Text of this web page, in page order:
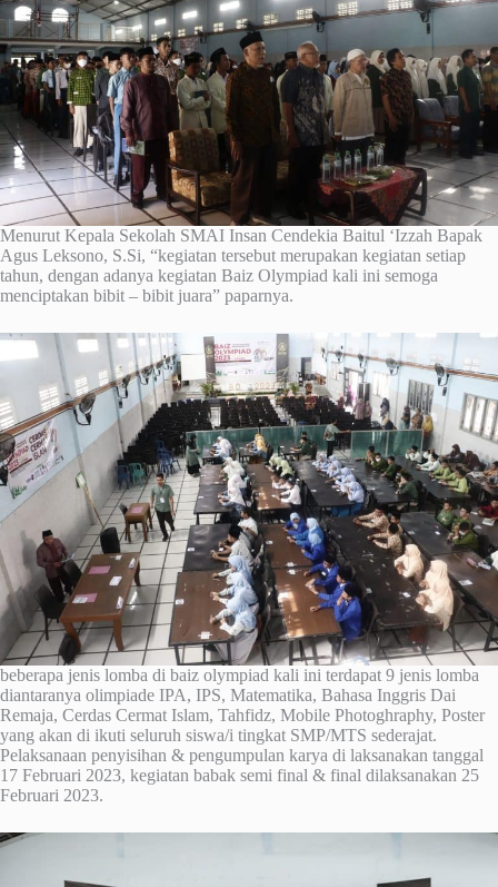
Menurut Kepala Sekolah SMAI Insan Cendekia Baitul ‘Izzah Bapak
Agus Leksono, S.Si, “kegiatan tersebut merupakan kegiatan setiap
tahun, dengan adanya kegiatan Baiz Olympiad kali ini semoga
menciptakan bibit – bibit juara” paparnya.
beberapa jenis lomba di baiz olympiad kali ini terdapat 9 jenis lomba
diantaranya olimpiade IPA, IPS, Matematika, Bahasa Inggris Dai
Remaja, Cerdas Cermat Islam, Tahfidz, Mobile Photoghraphy, Poster
yang akan di ikuti seluruh siswa/i tingkat SMP/MTS sederajat.
Pelaksanaan penyisihan & pengumpulan karya di laksanakan tanggal
17 Februari 2023, kegiatan babak semi final & final dilaksanakan 25
Februari 2023.